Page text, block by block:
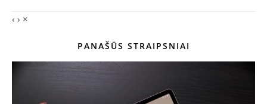
‹ › ×
PANAŠŪS STRAIPSNIAI